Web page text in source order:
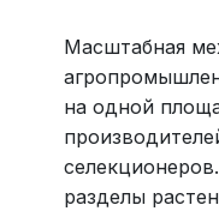
Масштабная
на одной
разделы